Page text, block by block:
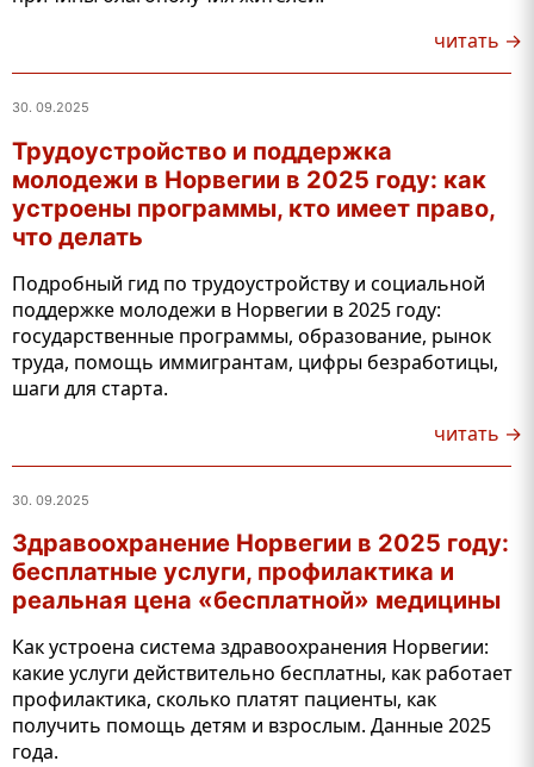
читать →
30. 09.2025
Трудоустройство и поддержка
молодежи в Норвегии в 2025 году: как
устроены программы, кто имеет право,
что делать
Подробный гид по трудоустройству и социальной
поддержке молодежи в Норвегии в 2025 году:
государственные программы, образование, рынок
труда, помощь иммигрантам, цифры безработицы,
шаги для старта.
читать →
30. 09.2025
Здравоохранение Норвегии в 2025 году:
бесплатные услуги, профилактика и
реальная цена «бесплатной» медицины
Как устроена система здравоохранения Норвегии:
какие услуги действительно бесплатны, как работает
профилактика, сколько платят пациенты, как
получить помощь детям и взрослым. Данные 2025
года.